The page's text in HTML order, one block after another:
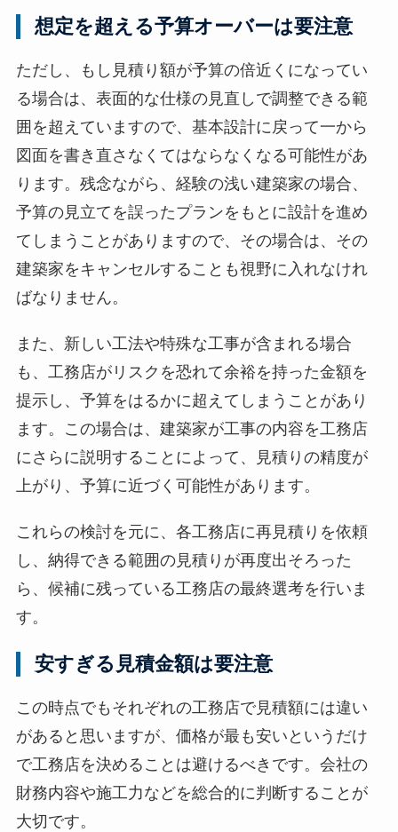
想定を超える予算オーバーは要注意
ただし、もし見積り額が予算の倍近くになってい
る場合は、表面的な仕様の見直しで調整できる範
囲を超えていますので、基本設計に戻って一から
図面を書き直さなくてはならなくなる可能性があ
ります。残念ながら、経験の浅い建築家の場合、
予算の見立てを誤ったプランをもとに設計を進め
てしまうことがありますので、その場合は、その
建築家をキャンセルすることも視野に入れなけれ
ばなりません。
また、新しい工法や特殊な工事が含まれる場合
も、工務店がリスクを恐れて余裕を持った金額を
提示し、予算をはるかに超えてしまうことがあり
ます。この場合は、建築家が工事の内容を工務店
にさらに説明することによって、見積りの精度が
上がり、予算に近づく可能性があります。
これらの検討を元に、各工務店に再見積りを依頼
し、納得できる範囲の見積りが再度出そろった
ら、候補に残っている工務店の最終選考を行いま
す。
安すぎる見積金額は要注意
この時点でもそれぞれの工務店で見積額には違い
があると思いますが、価格が最も安いというだけ
で工務店を決めることは避けるべきです。会社の
財務内容や施工力などを総合的に判断することが
大切です。